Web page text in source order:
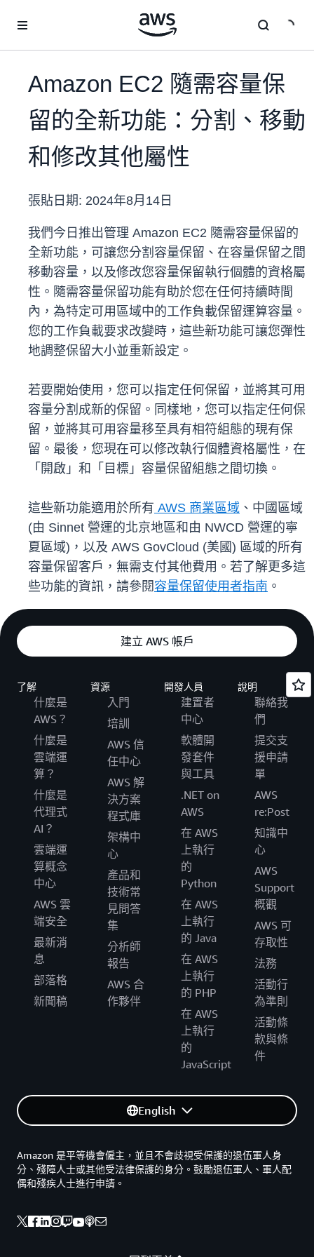
Amazon EC2 隨需容量保
留的全新功能：分割、移動
和修改其他屬性
張貼日期: 2024年8月14日
我們今日推出管理 Amazon EC2 隨需容量保留的
全新功能，可讓您分割容量保留、在容量保留之間
移動容量，以及修改您容量保留執行個體的資格屬
性。隨需容量保留功能有助於您在任何持續時間
內，為特定可用區域中的工作負載保留運算容量。
您的工作負載要求改變時，這些新功能可讓您彈性
地調整保留大小並重新設定。
若要開始使用，您可以指定任何保留，並將其可用
容量分割成新的保留。同樣地，您可以指定任何保
留，並將其可用容量移至具有相符組態的現有保
留。最後，您現在可以修改執行個體資格屬性，在
「開啟」和「目標」容量保留組態之間切換。
這些新功能適用於所有 AWS 商業區域 、中國區域
(由 Sinnet 營運的北京地區和由 NWCD 營運的寧
夏區域)，以及 AWS GovCloud (美國) 區域的所有
容量保留客戶，無需支付其他費用。若了解更多這
些功能的資訊，請參閱容量保留使用者指南 。
建立 AWS 帳戶
了解
什麼是
AWS？
什麼是
雲端運
算？
什麼是
代理式
AI？
雲端運
算概念
中心
AWS 雲
端安全
最新消
息
部落格
新聞稿
資源
入門
培訓
AWS 信
任中心
AWS 解
決方案
程式庫
架構中
心
產品和
技術常
見問答
集
分析師
報告
AWS 合
作夥伴
開發人員
建置者
中心
軟體開
發套件
與工具
.NET on
AWS
在 AWS
上執行
的
Python
在 AWS
上執行
的 Java
在 AWS
上執行
的 PHP
在 AWS
上執行
的
JavaScript
說明
聯絡我
們
提交支
援申請
單
AWS
re:Post
知識中
心
AWS
Support
概觀
AWS 可
存取性
法務
活動行
為準則
活動條
款與條
件
English
Amazon 是平等機會僱主，並且不會歧視受保護的退伍軍人身
分、殘障人士或其他受法律保護的身分。鼓勵退伍軍人、軍人配
偶和殘疾人士進行申請。